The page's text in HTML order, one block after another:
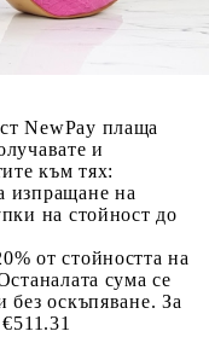
цел.
бутона "Добави в
да изберете броя
NewPay плаща
и
към тях:
изпращане на
на стойност до
от стойността на
сума се
без оскъпяване. За